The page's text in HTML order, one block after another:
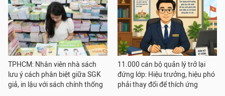
TPHCM: Nhân viên nhà sách
lưu ý cách phân biệt giữa SGK
giả, in lậu với sách chính thống
11.000 cán bộ quản lý trở lại
đứng lớp: Hiệu trưởng, hiệu phó
phải thay đổi để thích ứng